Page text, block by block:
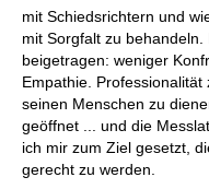
mit Schiedsrichtern und
mit Sorgfalt zu
beigetragen: weniger
Empathie.
seinen Menschen zu
geöffnet ... und die
ich mir zum Ziel gesetzt,
gerecht zu werden.